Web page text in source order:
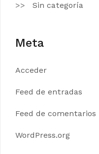
Sin categoría
Meta
Acceder
Feed de entradas
Feed de comentarios
WordPress.org